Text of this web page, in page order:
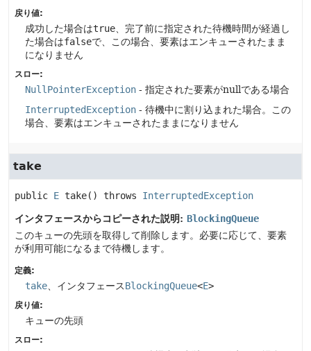
戻り値:
成功した場合はtrue 、完了前に指定された待機時間が経過し
た場合はfalseで、この場合、要素はエンキューされたまま
になりません
スロー:
NullPointerException - 指定された要素がnullである場合
InterruptedException - 待機中に割り込まれた場合。この
場合、要素はエンキューされたままになりません
take
public E take() throws InterruptedException
インタフェースからコピーされた説明: BlockingQueue
このキューの先頭を取得して削除します。必要に応じて、要素
が利用可能になるまで待機します。
定義:
take 、インタフェースBlockingQueue<E>
戻り値:
キューの先頭
スロー: